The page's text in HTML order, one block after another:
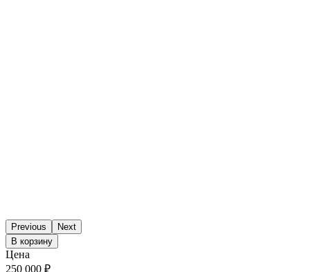
Previous
Next
В корзину
Цена
250 000 ₽